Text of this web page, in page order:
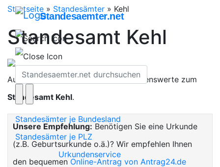
Standesaemter.net
Standesämter je Bundesland
Standesämter je PLZ
Urkundenservice
Startseite » Standesämter » Kehl
Standesamt Kehl
Auf dieser Seite finden Sie alles Wissenswerte zum
Standesamt Kehl.
Unsere Empfehlung: Benötigen Sie eine Urkunde
(z.B. Geburtsurkunde o.ä.)? Wir empfehlen Ihnen
den bequemen Online-Antrag von Antrag24.de